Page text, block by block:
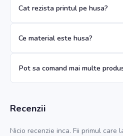
Cat rezista printul pe husa?
Ce material este husa?
Pot sa comand mai multe
Recenzii
Nicio recenzie inca. Fii primul care